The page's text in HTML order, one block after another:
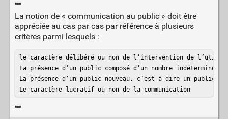
"""
La notion de « communication au public » doit être
appréciée au cas par cas par référence à plusieurs
critères parmi lesquels :
le caractère délibéré ou non de l’intervention de
La présence d’un public composé d’un nombre indéterminé
La présence d’un public nouveau, c’est-à-dire un
Le caractère lucratif ou non de la communication
"""